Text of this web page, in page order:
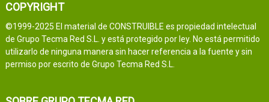
COPYRIGHT
©1999-2025 El material de CONSTRUIBLE es propiedad intelectual
de Grupo Tecma Red S.L. y está protegido por ley. No está permitido
utilizarlo de ninguna manera sin hacer referencia a la fuente y sin
permiso por escrito de Grupo Tecma Red S.L.